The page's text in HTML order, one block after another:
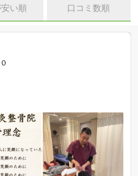
い順 口コミ数順